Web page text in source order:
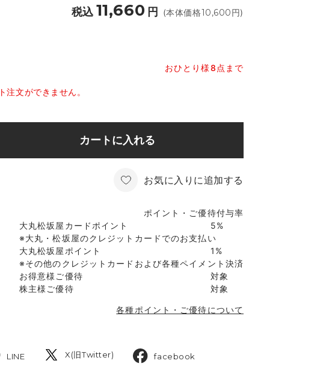
税込11,660 円 (本体価格10,600円)
注文ができません。
おひとり様8点まで
カートに入れる
お気に入りに追加する
ポイント・ご優待付与率
大丸松坂屋カードポイント
5%
※大丸・松坂屋のクレジットカードでのお支払い
大丸松坂屋ポイント
1%
※その他のクレジットカードおよび各種ペイメント決済
お得意様ご優待
対象
株主様ご優待
対象
各種ポイント・ご優待について
LINE X(旧Twitter) facebook